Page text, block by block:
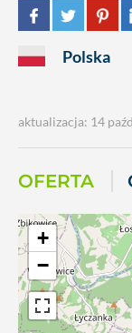
Polska
aktualizacja: 14
OFERTA
+
−